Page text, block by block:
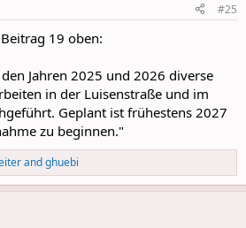
#25
19 oben:
Jahren 2025 und 2026 diverse
in der Luisenstraße und im
Geplant ist frühestens 2027
zu beginnen."
andghuebi